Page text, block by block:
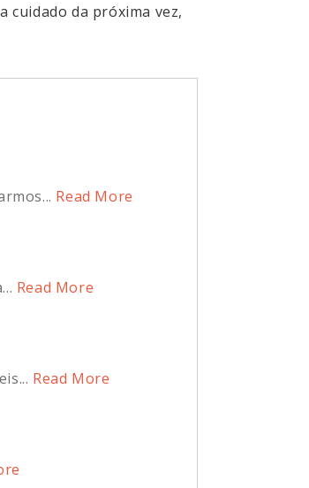
cuidado da próxima vez,
Read More
Read More
Read More